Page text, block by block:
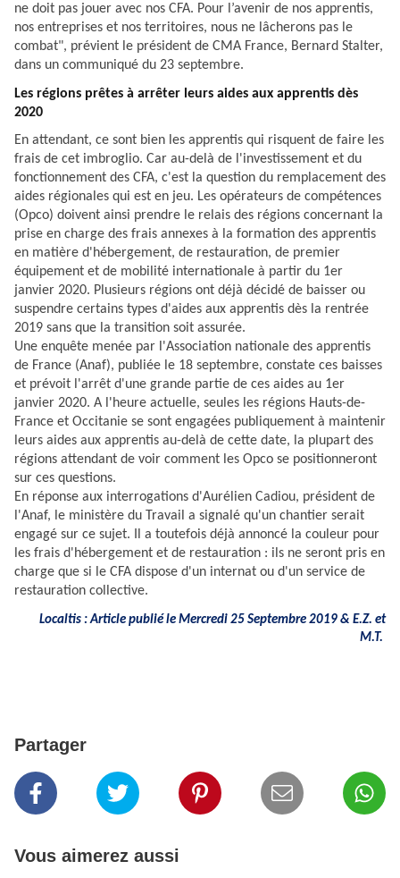
ne doit pas jouer avec nos CFA. Pour l’avenir de nos apprentis,
nos entreprises et nos territoires, nous ne lâcherons pas le
combat", prévient le président de CMA France, Bernard Stalter,
dans un communiqué du 23 septembre.
Les régions prêtes à arrêter leurs aides aux apprentis dès
2020
En attendant, ce sont bien les apprentis qui risquent de faire les
frais de cet imbroglio. Car au-delà de l'investissement et du
fonctionnement des CFA, c'est la question du remplacement des
aides régionales qui est en jeu. Les opérateurs de compétences
(Opco) doivent ainsi prendre le relais des régions concernant la
prise en charge des frais annexes à la formation des apprentis
en matière d'hébergement, de restauration, de premier
équipement et de mobilité internationale à partir du 1er
janvier 2020. Plusieurs régions ont déjà décidé de baisser ou
suspendre certains types d'aides aux apprentis dès la rentrée
2019 sans que la transition soit assurée.
Une enquête menée par l'Association nationale des apprentis
de France (Anaf), publiée le 18 septembre, constate ces baisses
et prévoit l'arrêt d'une grande partie de ces aides au 1er
janvier 2020. A l'heure actuelle, seules les régions Hauts-de-
France et Occitanie se sont engagées publiquement à maintenir
leurs aides aux apprentis au-delà de cette date, la plupart des
régions attendant de voir comment les Opco se positionneront
sur ces questions.
En réponse aux interrogations d'Aurélien Cadiou, président de
l'Anaf, le ministère du Travail a signalé qu'un chantier serait
engagé sur ce sujet. Il a toutefois déjà annoncé la couleur pour
les frais d'hébergement et de restauration : ils ne seront pris en
charge que si le CFA dispose d'un internat ou d'un service de
restauration collective.
Localtis : Article publié le Mercredi 25 Septembre 2019 & E.Z. et
M.T.
Partager
Vous aimerez aussi